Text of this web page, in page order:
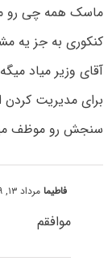
ماسک همه چی رو
کنکوری به جز یه
آقای وزیر میاد
برای مدیریت کردن
سنجش رو موظف
فاطیمامرداد ۱۳, ۱۳۹۹ at ۶:۱۹ ب٫ظ
موافقم